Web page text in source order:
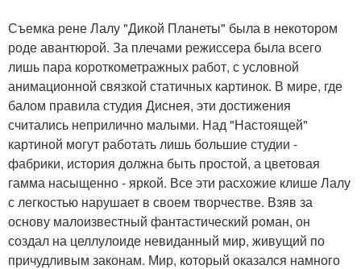
Съемка рене Лалу "Дикой Планеты" была в некотором
роде авантюрой. За плечами режиссера была всего
лишь пара короткометражных работ, с условной
анимационной связкой статичных картинок. В мире, где
балом правила студия Диснея, эти достижения
считались неприлично малыми. Над "Настоящей"
картиной могут работать лишь большие студии -
фабрики, история должна быть простой, а цветовая
гамма насыщенно - яркой. Все эти расхожие клише Лалу
с легкостью нарушает в своем творчестве. Взяв за
основу малоизвестный фантастический роман, он
создал на целлулоиде невиданный мир, живущий по
причудливым законам. Мир, который оказался намного